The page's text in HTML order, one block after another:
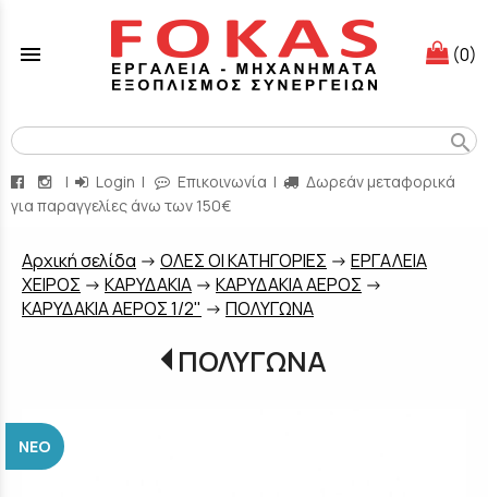
menu (0)
search
| Login | Επικοινωνία |
Δωρεάν μεταφορικά
για παραγγελίες άνω των 150€
Aρχική σελίδα -> ΟΛΕΣ ΟΙ ΚΑΤΗΓΟΡΙΕΣ -> ΕΡΓΑΛΕΙΑ
ΧΕΙΡΟΣ -> ΚΑΡΥΔΑΚΙΑ -> ΚΑΡΥΔΑΚΙΑ ΑΕΡΟΣ ->
ΚΑΡΥΔΑΚΙΑ ΑΕΡΟΣ 1/2" -> ΠΟΛΥΓΩΝΑ
ΠΟΛΥΓΩΝΑ
ΝΈΟ